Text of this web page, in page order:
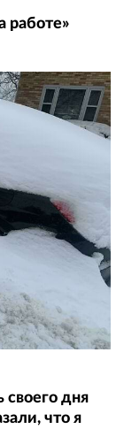
работе»
своего дня
что я